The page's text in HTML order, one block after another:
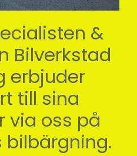
&
Bilverkstad
erbjuder
till sina
via oss på
bilbärgning.